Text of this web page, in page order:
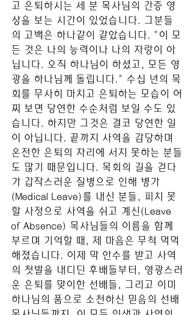
고 은퇴하시는 세 분 목사님의 간증 영
상을 보는 시간이 있었습니다. 그분들
의 고백은 하나같이 같았습니다. "이 모
든 것은 나의 능력이나 나의 자랑이 아
닙니다. 오직 하나님이 하셨고, 모든 영
광을 하나님께 돌립니다." 수십 년의 목
회를 무사히 마치고 은퇴하는 모습이 어
찌 보면 당연한 수순처럼 보일 수도 있
습니다. 하지만 그것은 결코 당연한 일
이 아닙니다. 끝까지 사역을 감당하며
온전한 은퇴의 자리에 서지 못하는 분들
도 많기 때문입니다. 목회의 길을 걷다
가 갑작스러운 질병으로 인해 병가
(Medical Leave)를 내신 분들, 피치 못
할 사정으로 사역을 쉬고 계신(Leave
of Absence) 목사님들의 이름을 함께
부르며 기억할 때, 제 마음은 무척 먹먹
해졌습니다. 이제 막 안수를 받고 사역
의 첫발을 내디딘 후배들부터, 영광스러
운 은퇴를 맞이한 선배들, 그리고 이미
하나님의 품으로 소천하신 믿음의 선배